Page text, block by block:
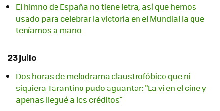
El himno de España no tiene letra, así que hemos
usado para celebrar la victoria en el Mundial la que
teníamos a mano
23 julio
Dos horas de melodrama claustrofóbico que ni
siquiera Tarantino pudo aguantar: "La vi en el cine y
apenas llegué a los créditos"